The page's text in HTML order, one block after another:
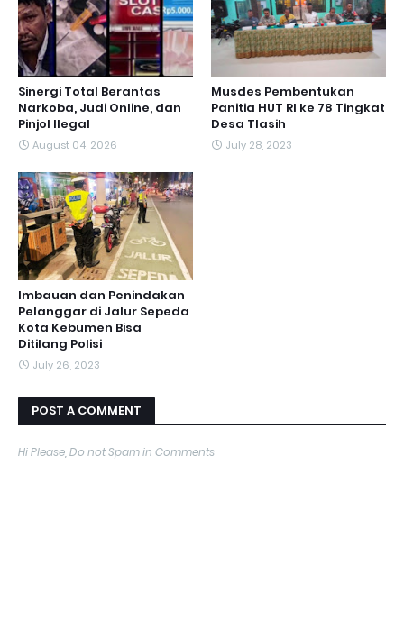
Sinergi Total Berantas
Narkoba, Judi Online, dan
Pinjol Ilegal
August 04, 2026
Musdes Pembentukan
Panitia HUT RI ke 78 Tingkat
Desa Tlasih
July 28, 2023
Imbauan dan Penindakan
Pelanggar di Jalur Sepeda
Kota Kebumen Bisa
Ditilang Polisi
July 26, 2023
POST A COMMENT
Hi Please, Do not Spam in Comments